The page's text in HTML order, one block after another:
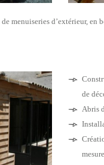
menuiseries d’extérieur,
de
Abris